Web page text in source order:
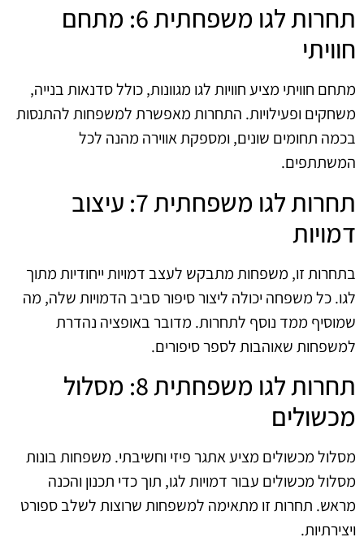
תחרות לגו משפחתית 6: מתחם
חוויתי
מתחם חוויתי מציע חוויות לגו מגוונות, כולל סדנאות בנייה,
משחקים ופעילויות. התחרות מאפשרת למשפחות להתנסות
בכמה תחומים שונים, ומספקת אווירה מהנה לכל
המשתתפים.
תחרות לגו משפחתית 7: עיצוב
דמויות
בתחרות זו, משפחות מתבקש לעצב דמויות ייחודיות מתוך
לגו. כל משפחה יכולה ליצור סיפור סביב הדמויות שלה, מה
שמוסיף ממד נוסף לתחרות. מדובר באופציה נהדרת
למשפחות שאוהבות לספר סיפורים.
תחרות לגו משפחתית 8: מסלול
מכשולים
מסלול מכשולים מציע אתגר פיזי וחשיבתי. משפחות בונות
מסלול מכשולים עבור דמויות לגו, תוך כדי תכנון והכנה
מראש. תחרות זו מתאימה למשפחות שרוצות לשלב ספורט
ויצירתיות.